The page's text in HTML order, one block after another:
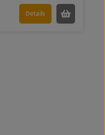
Details